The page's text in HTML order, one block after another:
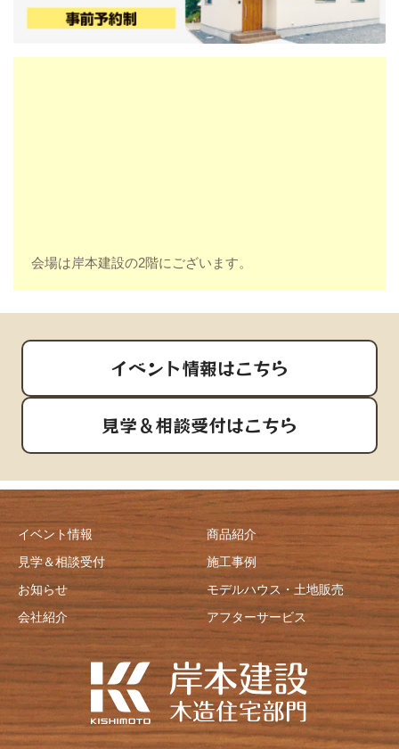
会場は岸本建設の2階にございます。
イベント情報はこちら
見学＆相談受付はこちら
イベント情報
見学＆相談受付
お知らせ
会社紹介
商品紹介
施工事例
モデルハウス・土地販売
アフターサービス